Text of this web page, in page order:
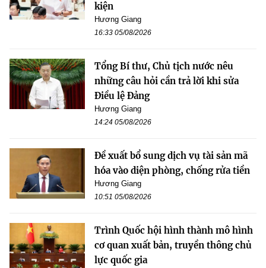
kiện
Hương Giang
16:33 05/08/2026
Tổng Bí thư, Chủ tịch nước nêu
những câu hỏi cần trả lời khi sửa
Điều lệ Đảng
Hương Giang
14:24 05/08/2026
Đề xuất bổ sung dịch vụ tài sản mã
hóa vào diện phòng, chống rửa tiền
Hương Giang
10:51 05/08/2026
Trình Quốc hội hình thành mô hình
cơ quan xuất bản, truyền thông chủ
lực quốc gia